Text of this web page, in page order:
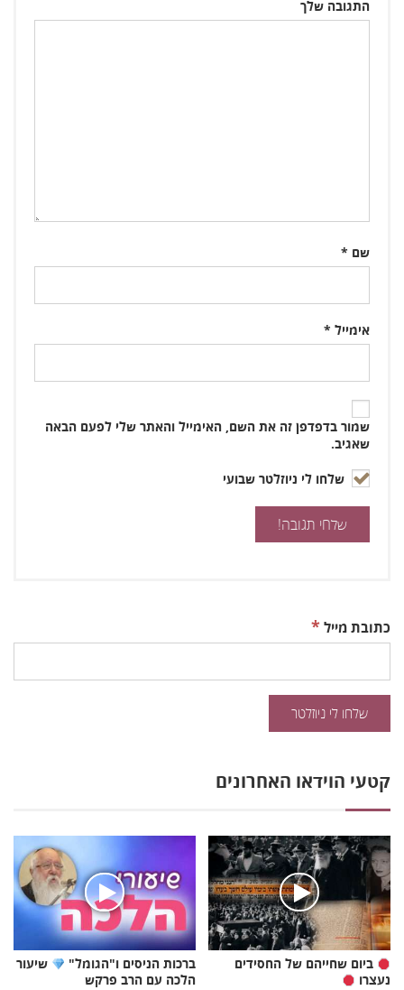
התגובה שלך
שם *
אימייל *
שמור בדפדפן זה את השם, האימייל והאתר שלי לפעם הבאה
שאגיב.
שלחו לי ניוזלטר שבועי
כתובת מייל *
קטעי הוידאו האחרונים
ביום שחייהם של החסידים
נעצרו
ברכות הניסים ו"הגומל"
שיעור
הלכה עם הרב פרקש